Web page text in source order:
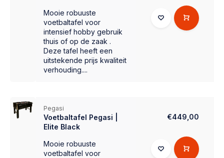
Mooie robuuste
voetbaltafel voor
intensief hobby gebruik
thuis of op de zaak .
Deze tafel heeft een
uitstekende prijs kwaliteit
verhouding....
Pegasi
Voetbaltafel Pegasi |
Elite Black
Mooie robuuste
voetbaltafel voor
€449,00